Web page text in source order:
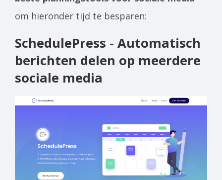
om hieronder tijd te besparen:
SchedulePress - Automatisch
berichten delen op meerdere
sociale media